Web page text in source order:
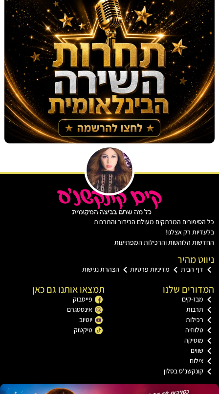
המרתקים מעולם הבידור והתרבות
רק אצלנו!
הלוהטות והרכילות המפתיעות
מהיר
הבית מדיניות פרטיות הצהרת נגישות
שלנו
קים
בסלון
תמצאו אותנו גם כאן
פייסבוק
אינסטגרם
יוטיוב
טיקטוק